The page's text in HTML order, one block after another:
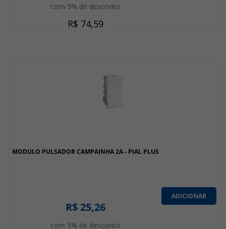
com 5% de desconto
R$ 74,59
MODULO PULSADOR CAMPAINHA 2A - PIAL PLUS
R$ 25,26
com 5% de desconto
ADICIONAR